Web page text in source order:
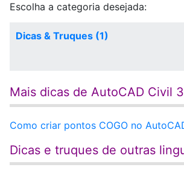
Escolha a categoria desejada:
Dicas & Truques (1)
Mais dicas de AutoCAD Civil
Como criar pontos COGO no
Dicas e truques de outras